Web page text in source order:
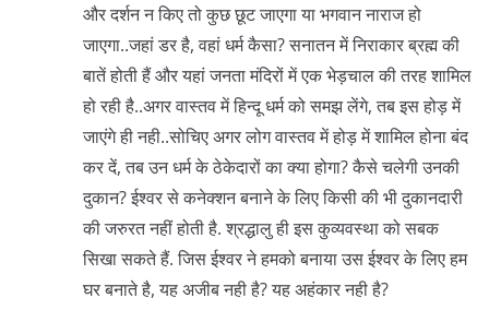
और दर्शन न किए तो कुछ छूट जाएगा या भगवान नाराज हो
जाएगा..जहां डर है, वहां धर्म कैसा? सनातन में निराकार ब्रह्म की
बातें होती हैं और यहां जनता मंदिरों में एक भेड़चाल की तरह शामिल
हो रही है..अगर वास्तव में हिन्दू धर्म को समझ लेंगे, तब इस होड़ में
जाएंगे ही नही..सोचिए अगर लोग वास्तव में होड़ में शामिल होना बंद
कर दें, तब उन धर्म के ठेकेदारों का क्या होगा? कैसे चलेगी उनकी
दुकान? ईश्वर से कनेक्शन बनाने के लिए किसी की भी दुकानदारी
की जरुरत नहीं होती है. श्रद्धालु ही इस कुव्यवस्था को सबक
सिखा सकते हैं. जिस ईश्वर ने हमको बनाया उस ईश्वर के लिए हम
घर बनाते है, यह अजीब नही है? यह अहंकार नही है?